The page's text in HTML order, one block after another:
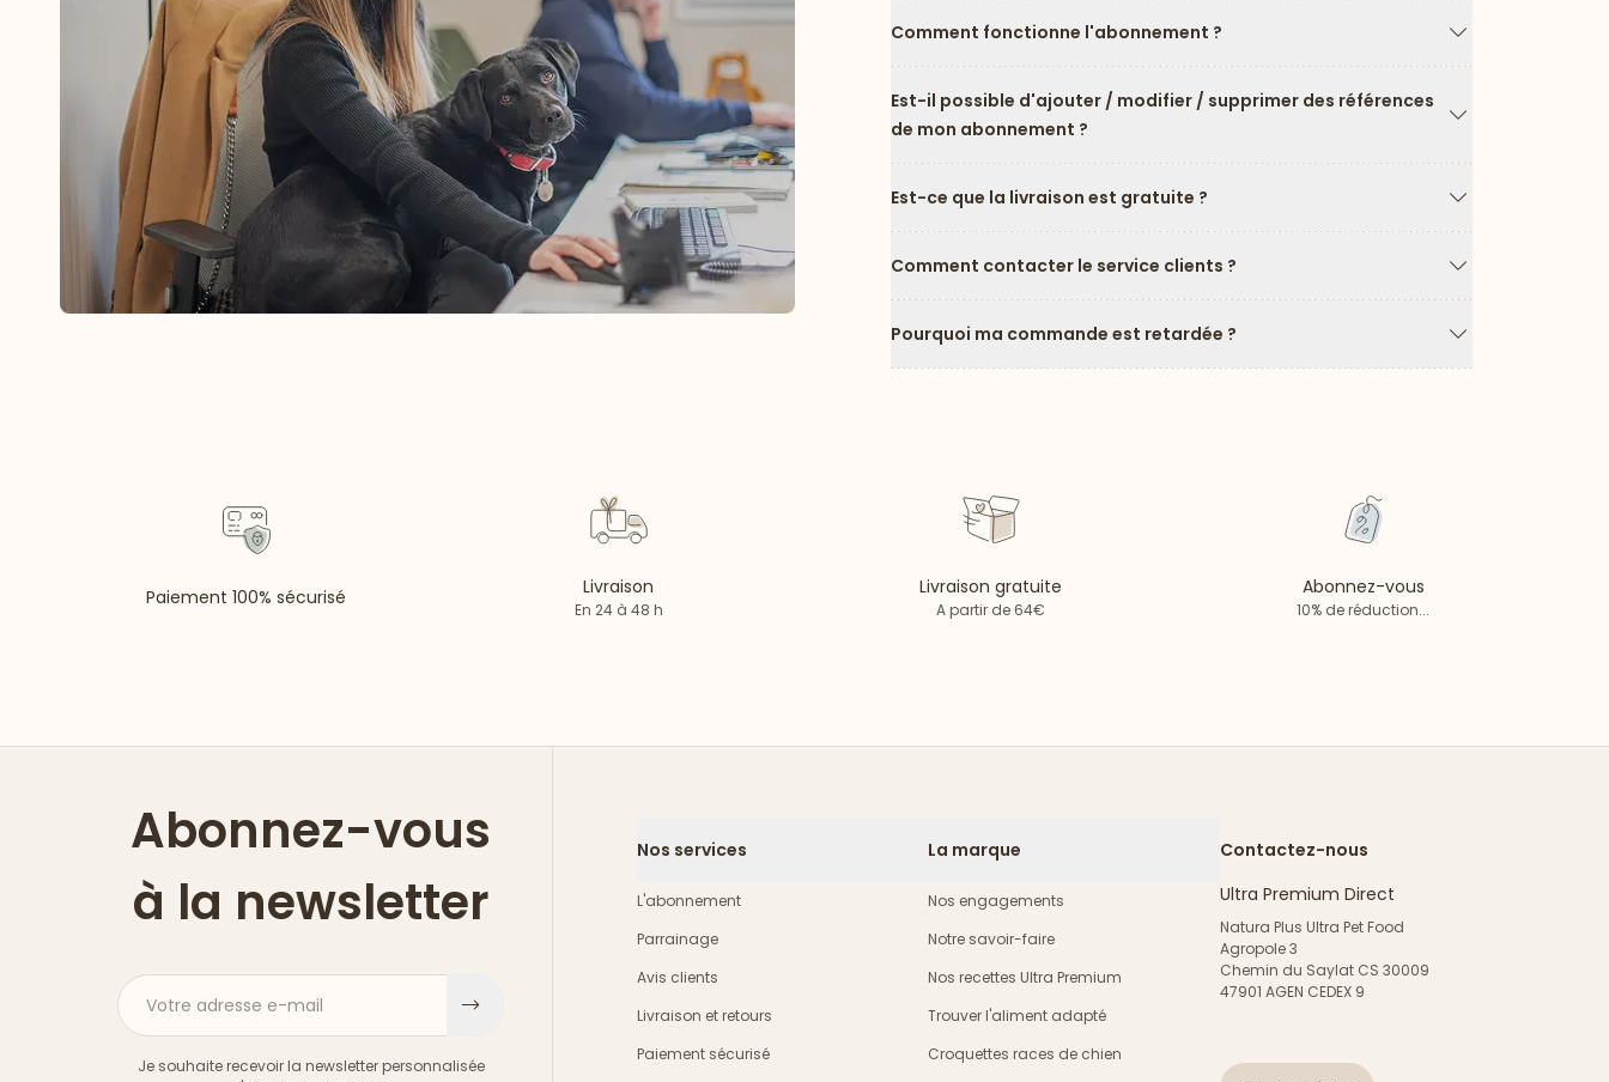
Comment fonctionne l'abonnement ?
Flèche vers le
Est-il possible d'ajouter / modifier / supprimer des références
de mon abonnement ?
Est-ce que la livraison est gratuite ?
Flèche vers le
Comment contacter le service clients ?
Flèche vers le
Pourquoi ma commande est retardée ?
Flèche vers le
Paiement 100% sécurisé Livraison
En 24 à 48 h
Livraison gratuite
A partir de 64€
Abonnez-vous
10% de réduction...
Abonnez-vous
à la newsletter
Votre adresse e-mail
Je souhaite recevoir la newsletter personnalisée
Nos services
L'abonnement
Parrainage
Avis clients
Livraison et retours
Paiement sécurisé
La marque
Nos engagements
Notre savoir-faire
Nos recettes Ultra Premium
Trouver l'aliment adapté
Croquettes races de chien
Contactez-nous
Ultra Premium Direct
Natura Plus Ultra Pet Food
Agropole 3
Chemin du Saylat CS 30009
47901 AGEN CEDEX 9